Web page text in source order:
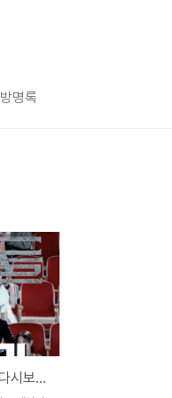
방명록
스캔들 드라마, 전편 무료 다시보기 방법